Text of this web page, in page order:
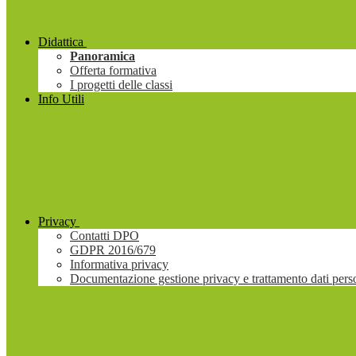
Didattica
Panoramica
Offerta formativa
I progetti delle classi
Info Utili
Privacy
Contatti DPO
GDPR 2016/679
Informativa privacy
Documentazione gestione privacy e trattamento dati